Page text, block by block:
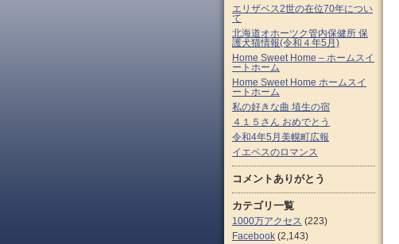
エリザベス2世の在位70年につい
て
北海道オホーツク管内保健所 保
護犬猫情報(令和４年5月)
Home Sweet Home – ホームスイ
ートホーム
Home Sweet Home ホームスイ
ートホーム
私の好きな曲 埴生の宿
４１５さん おめでとう
令和4年5月美幌町広報
イエペスのロマンス
コメントありがとう
カテゴリ一覧
1000万アクセス (223)
Facebook (2,143)